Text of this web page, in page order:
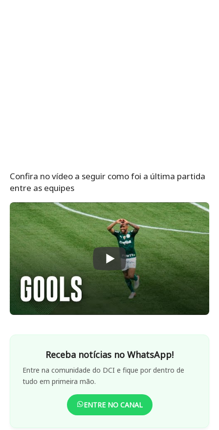
Confira no vídeo a seguir como foi a última partida
entre as equipes
Receba notícias no WhatsApp!
Entre na comunidade do DCI e fique por dentro de
tudo em primeira mão.
ENTRE NO CANAL